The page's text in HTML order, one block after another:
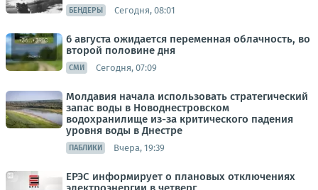
БЕНДЕРЫ Сегодня, 08:01
6 августа ожидается переменная облачность, во
второй половине дня
СМИ Сегодня, 07:09
Молдавия начала использовать стратегический
запас воды в Новоднестровском
водохранилище из-за критического падения
уровня воды в Днестре
ПАБЛИКИ Вчера, 19:39
ЕРЭС информирует о плановых отключениях